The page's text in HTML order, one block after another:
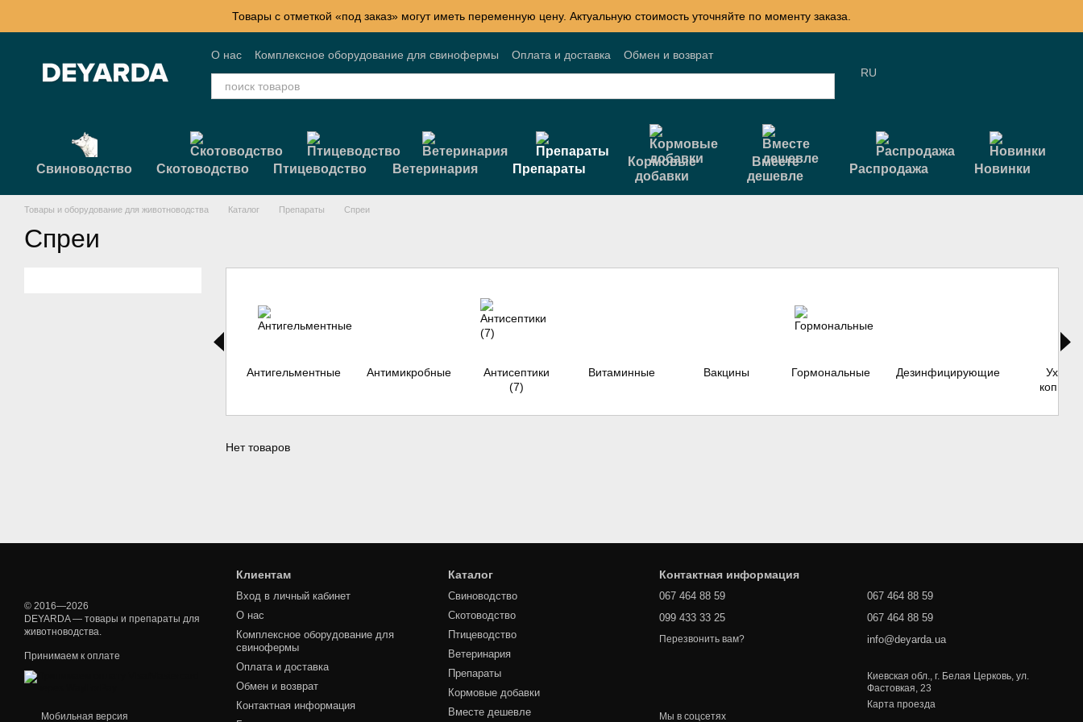
Товары с отметкой «под заказ» могут иметь переменную цену. Актуальную стоимость уточняйте по моменту заказа.
О нас Комплексное оборудование для свинофермы Оплата и доставка
Обмен и возврат
Контактная информация
Блог Акции Договор публичной оферты RU
Свиноводство Скотоводство Птицеводство Ветеринария Препараты
Кормовые
добавки
Вместе
дешевле
Распродажа Новинки
Товары и оборудование для животноводства Каталог Препараты Спреи
Спреи
Антигельментные Антимикробные
Антисептики
(7)
Витаминные Вакцины Гормональные Дезинфицирующие
Уход
Нет товаров
© 2016—2026
DEYARDA — товары и препараты для
животноводства.
Принимаем к оплате
Мобильная версия
Клиентам
Вход в личный кабинет
О нас
Комплексное оборудование для
свинофермы
Оплата и доставка
Обмен и возврат
Контактная информация
Каталог
Свиноводство
Скотоводство
Птицеводство
Ветеринария
Препараты
Кормовые добавки
Вместе дешевле
Контактная информация
067 464 88 59
099 433 33 25
Перезвонить вам?
067 464 88 59
067 464 88 59
info@deyarda.ua
Киевская обл., г. Белая Церковь, ул.
Фастовкая, 23
Карта проезда
Мы в соцсетях